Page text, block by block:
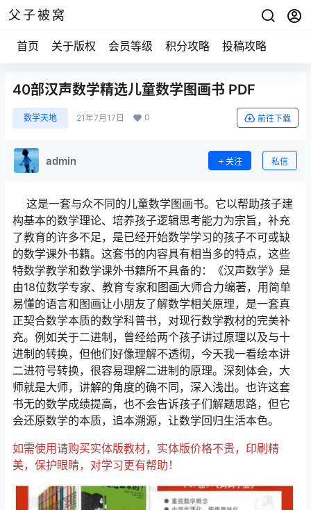
父子被窝
首页 关于版权 会员等级 积分攻略 投稿攻略
40部汉声数学精选儿童数学图画书 PDF
数学天地 21年7月17日 0 前往下载
admin 关注 私信
这是一套与众不同的儿童数学图画书。它以帮助孩子建
构基本的数学理论、培养孩子逻辑思考能力为宗旨，补充
了教育的许多不足，是已经开始数学学习的孩子不可或缺
的数学课外书籍。这套书的内容具有相当多的特点，这些
特数学教学和数学课外书籍所不具备的：《汉声数学》是
由18位数学专家、教育专家和图画大师合力编著，用简单
易懂的语言和图画让小朋友了解数学相关原理，是一套真
正契合数学本质的数学科普书，对现行数学教材的完美补
充。例如关于二进制，曾经给两个孩子讲过原理以及与十
进制的转换，但他们好像理解不透彻，今天我一看绘本讲
二进符号转换，很容易理解二进制的原理。深刻体会，大
师就是大师，讲解的角度的确不同，深入浅出。也许这套
书无的数学成绩提高，也不会告诉孩子们解题思路，但它
会还原数学的本质，追本溯源，让数学回归生活本色。
如需使用请购买实体版教材，实体版价格不贵，印刷精
美，保护眼睛，对学习更有帮助！